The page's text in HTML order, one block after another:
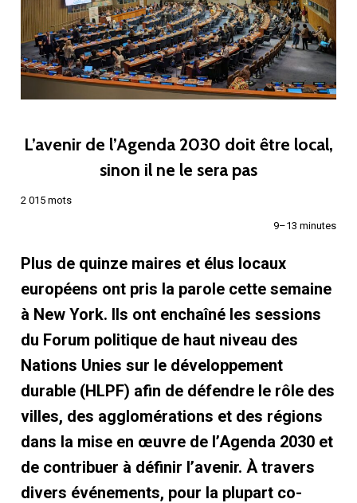
L’avenir de l’Agenda 2030 doit être local,
sinon il ne le sera pas
2 015 mots
9–13 minutes
Plus de quinze maires et élus locaux
européens ont pris la parole cette semaine
à New York. Ils ont enchaîné les sessions
du Forum politique de haut niveau des
Nations Unies sur le développement
durable (HLPF) afin de défendre le rôle des
villes, des agglomérations et des régions
dans la mise en œuvre de l’Agenda 2030 et
de contribuer à définir l’avenir. À travers
divers événements, pour la plupart co-